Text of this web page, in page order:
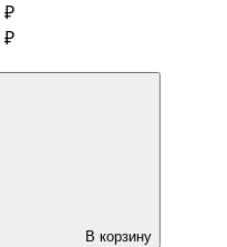
₽
₽
В корзину